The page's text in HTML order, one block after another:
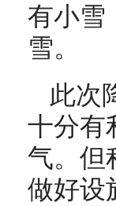
有小雪
雪。
此次
十分有
气。但
做好设